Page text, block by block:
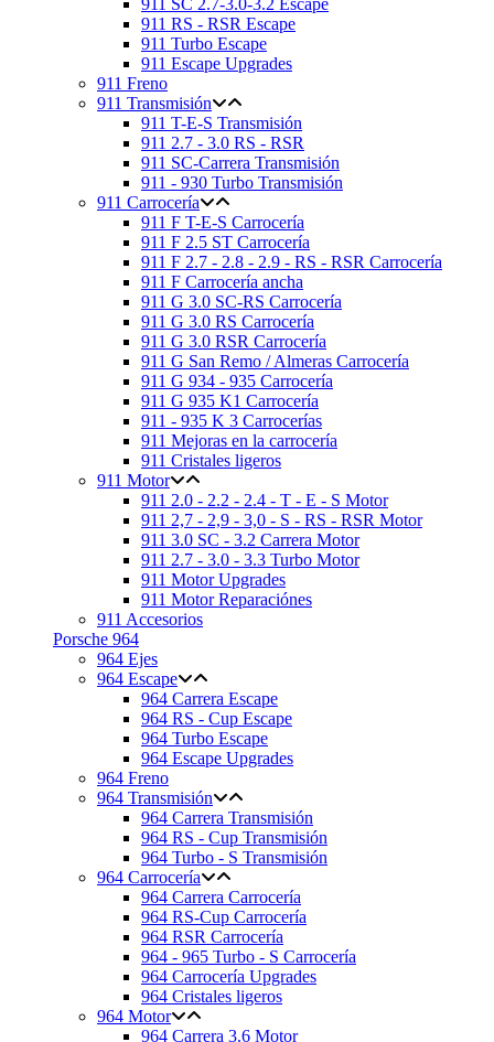
911 SC 2.7-3.0-3.2 Escape
911 RS - RSR Escape
911 Turbo Escape
911 Escape Upgrades
911 Freno
911 Transmisión
911 T-E-S Transmisión
911 2.7 - 3.0 RS - RSR
911 SC-Carrera Transmisión
911 - 930 Turbo Transmisión
911 Carrocería
911 F T-E-S Carrocería
911 F 2.5 ST Carrocería
911 F 2.7 - 2.8 - 2.9 - RS - RSR Carrocería
911 F Carrocería ancha
911 G 3.0 SC-RS Carrocería
911 G 3.0 RS Carrocería
911 G 3.0 RSR Carrocería
911 G San Remo / Almeras Carrocería
911 G 934 - 935 Carrocería
911 G 935 K1 Carrocería
911 - 935 K 3 Carrocerías
911 Mejoras en la carrocería
911 Cristales ligeros
911 Motor
911 2.0 - 2.2 - 2.4 - T - E - S Motor
911 2,7 - 2,9 - 3,0 - S - RS - RSR Motor
911 3.0 SC - 3.2 Carrera Motor
911 2.7 - 3.0 - 3.3 Turbo Motor
911 Motor Upgrades
911 Motor Reparaciónes
911 Accesorios
Porsche 964
964 Ejes
964 Escape
964 Carrera Escape
964 RS - Cup Escape
964 Turbo Escape
964 Escape Upgrades
964 Freno
964 Transmisión
964 Carrera Transmisión
964 RS - Cup Transmisión
964 Turbo - S Transmisión
964 Carrocería
964 Carrera Carrocería
964 RS-Cup Carrocería
964 RSR Carrocería
964 - 965 Turbo - S Carrocería
964 Carrocería Upgrades
964 Cristales ligeros
964 Motor
964 Carrera 3.6 Motor